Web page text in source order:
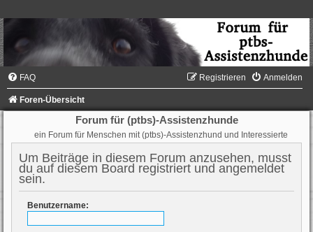
FAQ Anmelden
Registrieren
Foren-Übersicht
Forum für (ptbs)-Assistenzhunde
ein Forum für Menschen mit (ptbs)-Assistenzhund und Interessierte
Um Beiträge in diesem Forum anzusehen, musst
du auf diesem Board registriert und angemeldet
sein.
Benutzername: